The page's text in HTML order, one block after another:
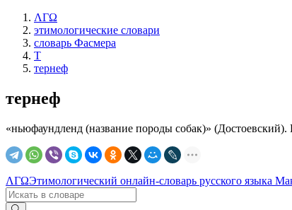
ΛΓΩ
этимологические словари
словарь Фасмера
Т
тернеф
тернеф
«ньюфаундленд (название породы собак)»
ΛΓΩЭтимологический онлайн-словарь русского языка